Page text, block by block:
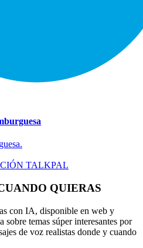
TALKPAL
QUIERAS
con IA, disponible en web y
temas súper interesantes por
de voz realistas donde y cuando